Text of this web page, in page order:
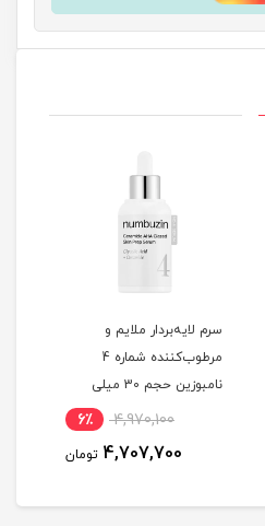
سرم لایه‌بردار ملایم و
مرطوب‌کننده شماره 4
نامبوزین حجم 30 میلی
4,970,100 6٪
4,707,700 تومان